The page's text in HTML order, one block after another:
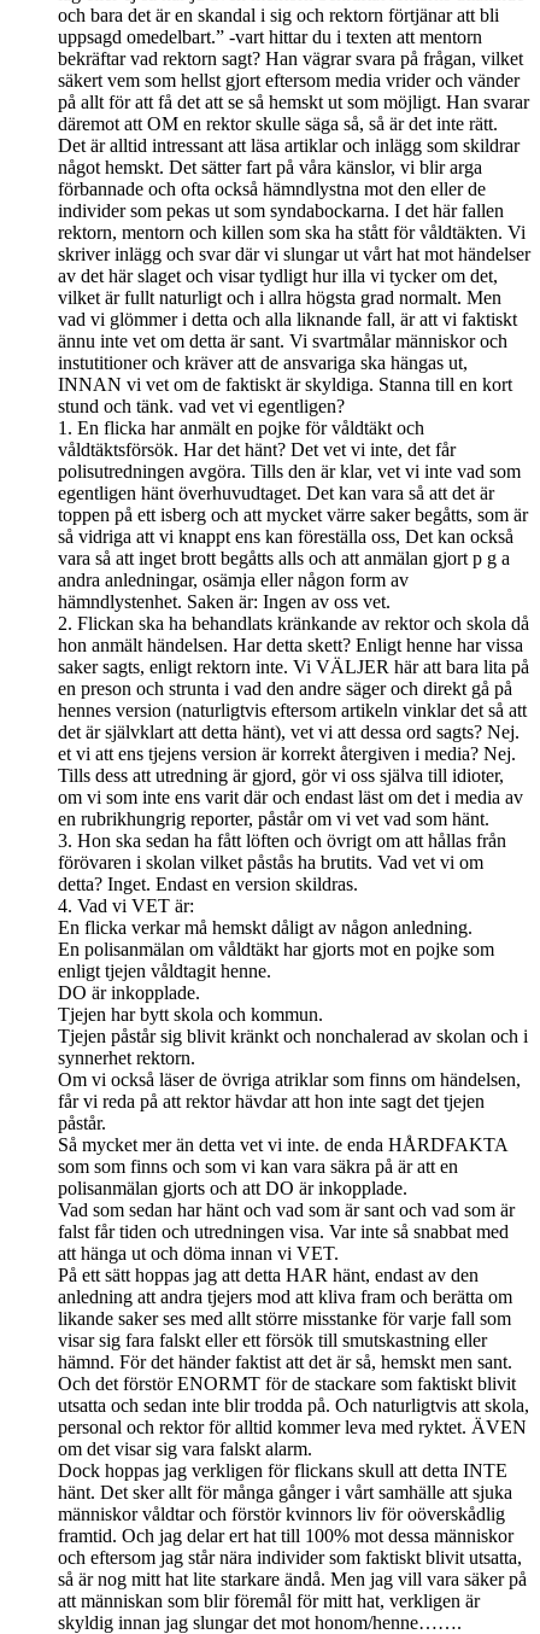
och bara det är en skandal i sig och rektorn förtjänar att bli
uppsagd omedelbart.” -vart hittar du i texten att mentorn
bekräftar vad rektorn sagt? Han vägrar svara på frågan, vilket
säkert vem som hellst gjort eftersom media vrider och vänder
på allt för att få det att se så hemskt ut som möjligt. Han svarar
däremot att OM en rektor skulle säga så, så är det inte rätt.
Det är alltid intressant att läsa artiklar och inlägg som skildrar
något hemskt. Det sätter fart på våra känslor, vi blir arga
förbannade och ofta också hämndlystna mot den eller de
individer som pekas ut som syndabockarna. I det här fallen
rektorn, mentorn och killen som ska ha stått för våldtäkten. Vi
skriver inlägg och svar där vi slungar ut vårt hat mot händelser
av det här slaget och visar tydligt hur illa vi tycker om det,
vilket är fullt naturligt och i allra högsta grad normalt. Men
vad vi glömmer i detta och alla liknande fall, är att vi faktiskt
ännu inte vet om detta är sant. Vi svartmålar människor och
instutitioner och kräver att de ansvariga ska hängas ut,
INNAN vi vet om de faktiskt är skyldiga. Stanna till en kort
stund och tänk. vad vet vi egentligen?
1. En flicka har anmält en pojke för våldtäkt och
våldtäktsförsök. Har det hänt? Det vet vi inte, det får
polisutredningen avgöra. Tills den är klar, vet vi inte vad som
egentligen hänt överhuvudtaget. Det kan vara så att det är
toppen på ett isberg och att mycket värre saker begåtts, som är
så vidriga att vi knappt ens kan föreställa oss, Det kan också
vara så att inget brott begåtts alls och att anmälan gjort p g a
andra anledningar, osämja eller någon form av
hämndlystenhet. Saken är: Ingen av oss vet.
2. Flickan ska ha behandlats kränkande av rektor och skola då
hon anmält händelsen. Har detta skett? Enligt henne har vissa
saker sagts, enligt rektorn inte. Vi VÄLJER här att bara lita på
en preson och strunta i vad den andre säger och direkt gå på
hennes version (naturligtvis eftersom artikeln vinklar det så att
det är självklart att detta hänt), vet vi att dessa ord sagts? Nej.
et vi att ens tjejens version är korrekt återgiven i media? Nej.
Tills dess att utredning är gjord, gör vi oss själva till idioter,
om vi som inte ens varit där och endast läst om det i media av
en rubrikhungrig reporter, påstår om vi vet vad som hänt.
3. Hon ska sedan ha fått löften och övrigt om att hållas från
förövaren i skolan vilket påstås ha brutits. Vad vet vi om
detta? Inget. Endast en version skildras.
4. Vad vi VET är:
En flicka verkar må hemskt dåligt av någon anledning.
En polisanmälan om våldtäkt har gjorts mot en pojke som
enligt tjejen våldtagit henne.
DO är inkopplade.
Tjejen har bytt skola och kommun.
Tjejen påstår sig blivit kränkt och nonchalerad av skolan och i
synnerhet rektorn.
Om vi också läser de övriga atriklar som finns om händelsen,
får vi reda på att rektor hävdar att hon inte sagt det tjejen
påstår.
Så mycket mer än detta vet vi inte. de enda HÅRDFAKTA
som som finns och som vi kan vara säkra på är att en
polisanmälan gjorts och att DO är inkopplade.
Vad som sedan har hänt och vad som är sant och vad som är
falst får tiden och utredningen visa. Var inte så snabbat med
att hänga ut och döma innan vi VET.
På ett sätt hoppas jag att detta HAR hänt, endast av den
anledning att andra tjejers mod att kliva fram och berätta om
likande saker ses med allt större misstanke för varje fall som
visar sig fara falskt eller ett försök till smutskastning eller
hämnd. För det händer faktist att det är så, hemskt men sant.
Och det förstör ENORMT för de stackare som faktiskt blivit
utsatta och sedan inte blir trodda på. Och naturligtvis att skola,
personal och rektor för alltid kommer leva med ryktet. ÄVEN
om det visar sig vara falskt alarm.
Dock hoppas jag verkligen för flickans skull att detta INTE
hänt. Det sker allt för många gånger i vårt samhälle att sjuka
människor våldtar och förstör kvinnors liv för oöverskådlig
framtid. Och jag delar ert hat till 100% mot dessa människor
och eftersom jag står nära individer som faktiskt blivit utsatta,
så är nog mitt hat lite starkare ändå. Men jag vill vara säker på
att människan som blir föremål för mitt hat, verkligen är
skyldig innan jag slungar det mot honom/henne…….